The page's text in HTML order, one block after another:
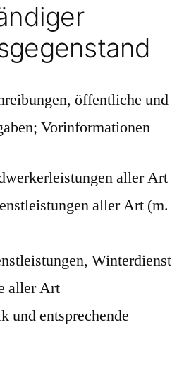
öffentliche und
Vorinformationen
aller Art
aller Art (m.
Winterdienst
aller Art
und entsprechende